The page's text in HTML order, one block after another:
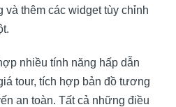
và thêm các widget tùy chỉnh
nhiều tính năng hấp dẫn
tour, tích hợp bản đồ tương
an toàn. Tất cả những điều